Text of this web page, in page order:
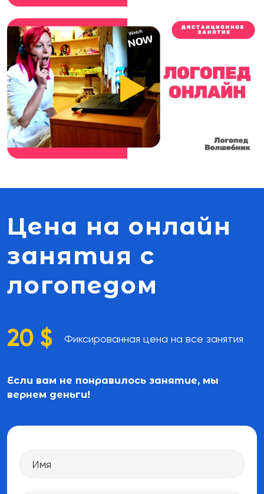
Цена на онлайн
занятия с
логопедом
20 $
Фиксированная цена на все занятия
Если вам не понравилось занятие, мы
вернем деньги!